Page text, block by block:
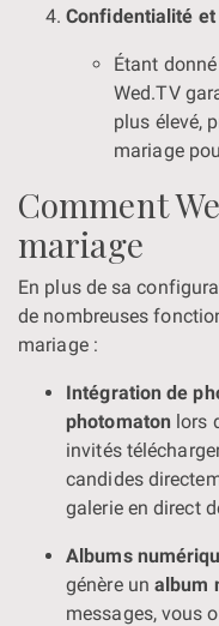
Confidentialité
Étant
Wed.TV
plus élevé,
mariage
Comment
mariage
En plus de sa
de nombreuses
mariage :
Intégration de
photomaton lors
invités
candides
galerie en direct
Albums
génère un album
messages, vous